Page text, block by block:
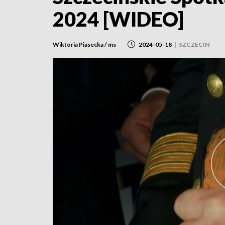
2024 [WIDEO]
Wiktoria Piasecka / ms 2024-05-18 | SZCZECIN